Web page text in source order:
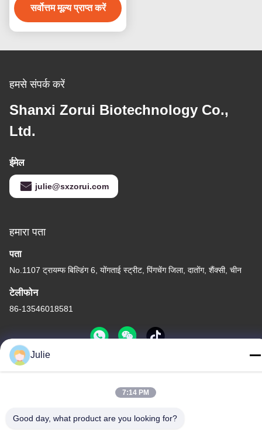
(HVO)
सर्वोत्तम मूल्य प्राप्त करें
हमसे संपर्क करें
Shanxi Zorui Biotechnology Co.,
Ltd.
ईमेल
julie@sxzorui.com
हमारा पता
पता
No.1107 ट्रायम्फ बिल्डिंग 6, योंगताई स्ट्रीट, पिंगचेंग जिला, दातोंग, शैंक्सी, चीन
टेलीफोन
86-13546018581
चीन अच्छा गुणवत्ता खाद्य और फ़ीड योजक आपूर्तिकर्ता. कॉपीराइट © -2026 Shanxi
Julie
7:14 PM
Good day, what product are you looking for?